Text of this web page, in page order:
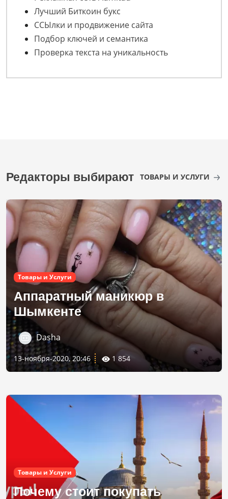
Лучший Биткоин букс
ССЫлки и продвижение сайта
Подбор ключей и семантика
Проверка текста на уникальность
Редакторы выбирают ТОВАРЫ И УСЛУГИ
Товары и Услуги
Аппаратный маникюр в
Шымкенте
Dasha
13-ноября-2020, 20:46 1 854
Товары и Услуги
Почему стоит покупать